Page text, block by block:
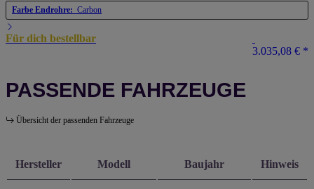
Farbe Endrohre: Carbon
Für dich bestellbar
3.035,08 € *
PASSENDE FAHRZEUGE
Übersicht der passenden Fahrzeuge
Hersteller Modell Baujahr Hinweis